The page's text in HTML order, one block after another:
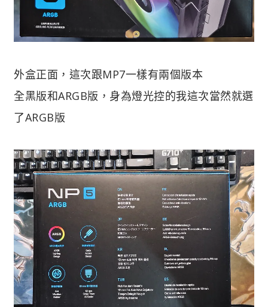
外盒正面，這次跟MP7一樣有兩個版本
全黑版和ARGB版，身為燈光控的我這次當然就選
了ARGB版